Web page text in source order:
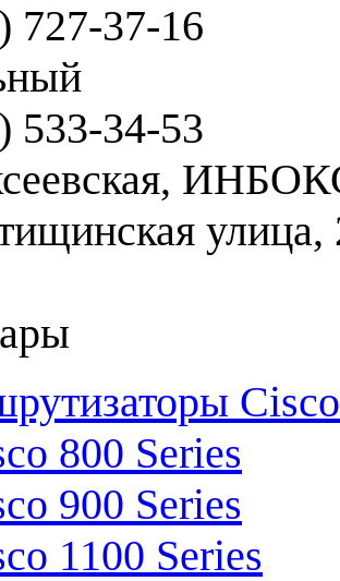
727-37-16
533-34-53
улица,
Cisco
800 Series
900 Series
1100 Series